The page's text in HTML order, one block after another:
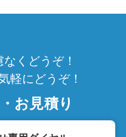
くどうぞ！
軽にどうぞ！
お見積り